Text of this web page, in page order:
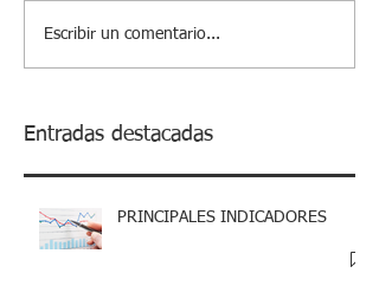
Escribir un comentario...
Entradas destacadas
PRINCIPALES INDICADORES